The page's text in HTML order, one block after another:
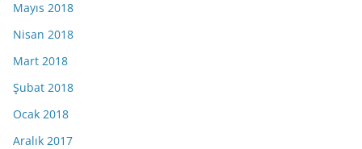
Mayıs 2018
Nisan 2018
Mart 2018
Şubat 2018
Ocak 2018
Aralık 2017